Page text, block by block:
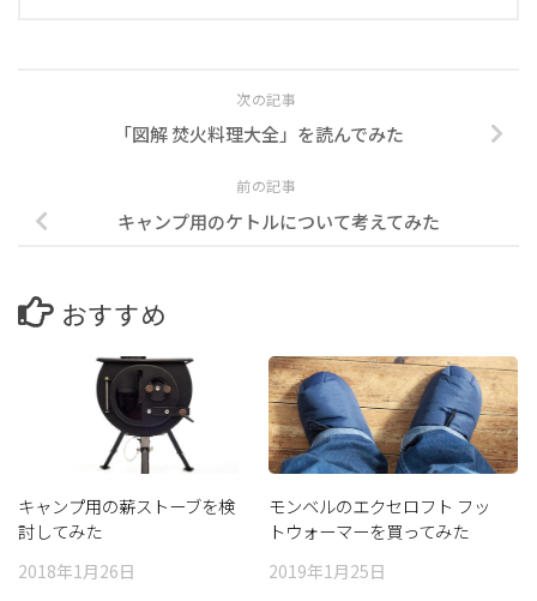
次の記事
「図解 焚火料理大全」を読んでみた
前の記事
キャンプ用のケトルについて考えてみた
おすすめ
キャンプ用の薪ストーブを検
討してみた
2018年1月26日
モンベルのエクセロフト フッ
トウォーマーを買ってみた
2019年1月25日